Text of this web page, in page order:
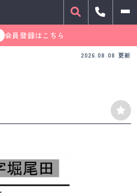
会員登録はこちら
2026.08.08 更新